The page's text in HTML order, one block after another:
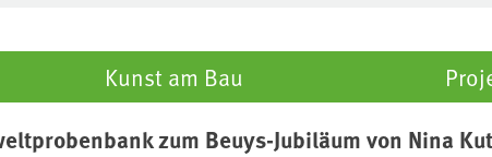
Kunst am Bau
zum Beuys-Jubiläum von Nina